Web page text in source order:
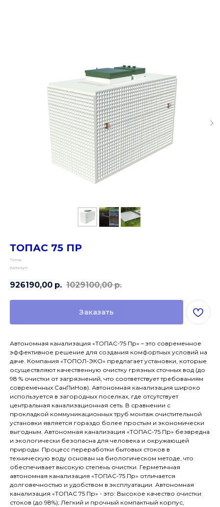
ТОПАС 75 ПР
Топас
Артикул:
926190,00 р. 1029100,00 р.
Заказать
Автономная канализация «ТОПАС-75 Пр» – это современное
эффективное решение для создания комфортных условий на
даче. Компания «ТОПОЛ-ЭКО» предлагает установки, которые
осуществляют качественную очистку грязных сточных вод (до
98 % очистки от загрязнений, что соответствует требованиям
современных СанПиНов). Автономная канализация широко
используется в загородных поселках, где отсутствует
центральная канализационная сеть. В сравнении с
прокладкой коммуникационных труб монтаж очистительной
установки является гораздо более простым и экономически
выгодным. Автономная канализация «ТОПАС-75 Пр» безвредна
и экологически безопасна для человека и окружающей
природы. Процесс переработки бытовых стоков в
техническую воду основан на биологическом методе, что
обеспечивает высокую степень очистки. Герметичная
автономная канализация «ТОПАС-75 Пр» отличается
долговечностью и удобством в эксплуатации. Автономная
канализация «ТОПАС 75 Пр» - это: Высокое качество очистки
стоков (до 98%); Легкий и прочный компактный корпус,